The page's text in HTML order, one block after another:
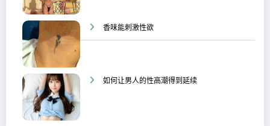
香味能刺激性欲
如何让男人的性高潮得到延续